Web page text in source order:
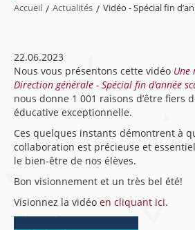
Accueil / Actualités / Vidéo - Spécial fin
22.06.2023
Nous vous présentons cette vidéo Une
Direction générale - Spécial fin d’année
nous donne 1 001 raisons d’être fiers
éducative exceptionnelle.
Ces quelques instants démontrent à
collaboration est précieuse et
le bien-être de nos élèves.
Bon visionnement et un très bel été!
Visionnez la vidéo en cliquant ici.